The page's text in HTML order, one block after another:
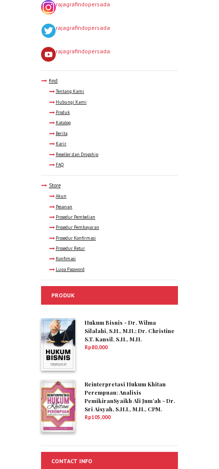
rajagrafindopersada
rajagrafindopersada
rajagrafindopersada
find
Tentang Kami
Hubungi Kami
Produk
Katalog
Berita
Karir
Reseller dan Dropship
FAQ
Store
Akun
Pesanan
Prosedur Pembelian
Prosedur Pembayaran
Prosedur Konfirmasi
Prosedur Retur
Konfimasi
Lupa Password
PRODUK
Hukum Bisnis - Dr. Wilma
Silalahi, S.H., M.H.; Dr. Christine
S.T. Kansil, S.H., M.H.
Rp80,000
Reinterpretasi Hukum Khitan
Perempuan: Analisis
PemikiranSyaikh Ali Jum’ah - Dr.
Sri Aisyah, S.H.I., M.H., CPM.
Rp105,000
CONTACT INFO